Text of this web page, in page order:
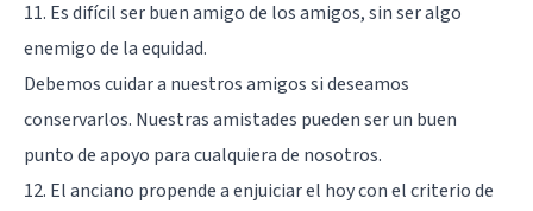
11. Es difícil ser buen amigo de los amigos, sin ser algo
enemigo de la equidad.
Debemos cuidar a nuestros amigos si deseamos
conservarlos. Nuestras amistades pueden ser un buen
punto de apoyo para cualquiera de nosotros.
12. El anciano propende a enjuiciar el hoy con el criterio de